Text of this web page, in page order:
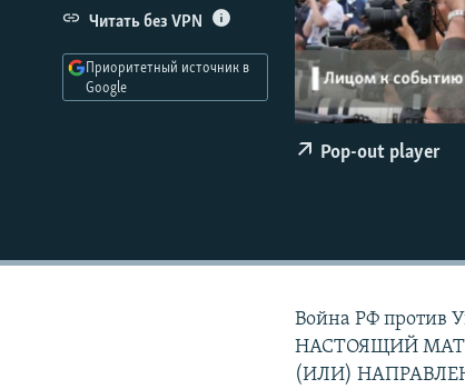
Вернутся
КАВКАЗ.РЕАЛИИ
СЕВЕР.РЕАЛИИ
СИБИРЬ.РЕАЛИИ
Pop-out player
Читать без VPN
Приоритетный источник в
Google
Война РФ против
НАСТОЯЩИЙ
(ИЛИ)